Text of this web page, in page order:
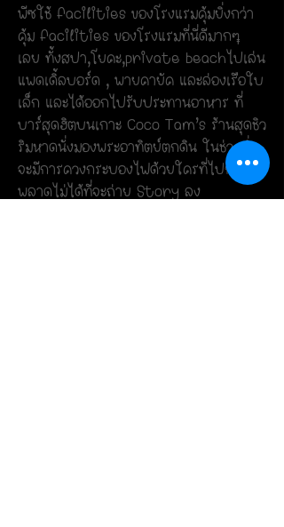
พีซใช้ facilities ของโรงแรมคุ้มยิ่งกว่า
คุ้ม facilities ของโรงแรมที่นี่ดีมากๆ
เลย ทั้งสปา,โยคะ,private beachไปเล่น
แพดเดิ้ลบอร์ด , พายคายัค และล่องเรือใบ
เล็ก และได้ออกไปรับประทานอาหาร ที่
บาร์สุดฮิตบนเกาะ Coco Tam’s ร้านสุดชิว
ริมหาดนั่งมองพระอาทิตย์ตกดิน ในช่วงค่ำ
จะมีการควงกระบองไฟด้วยใครที่ไปก็
พลาดไม่ได้ที่จะถ่าย Story ลง